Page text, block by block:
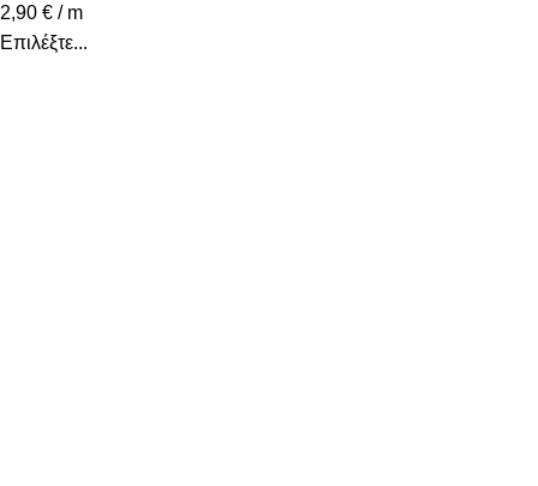
2,90 € / m
Επιλέξτε...